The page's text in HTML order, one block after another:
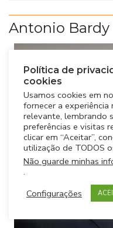
Antonio Bardy
Política de
cookies
Usamos cookies em
fornecer a experiência
relevante, lembrando
preferências e visitas
clicar em “Aceitar”,
utilização de TODOS
Não guarde minhas
.
Configurações